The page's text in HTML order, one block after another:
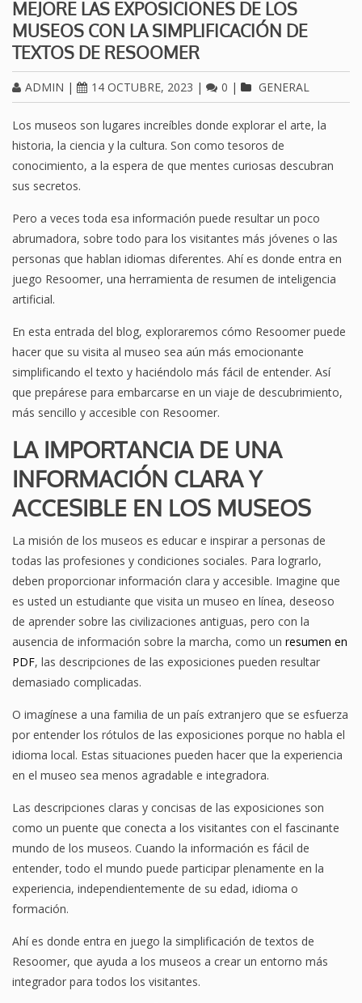
MEJORE LAS EXPOSICIONES DE LOS
MUSEOS CON LA SIMPLIFICACIÓN DE
TEXTOS DE RESOOMER
ADMIN | 14 OCTUBRE, 2023 | 0 | GENERAL
Los museos son lugares increíbles donde explorar el arte, la
historia, la ciencia y la cultura. Son como tesoros de
conocimiento, a la espera de que mentes curiosas descubran
sus secretos.
Pero a veces toda esa información puede resultar un poco
abrumadora, sobre todo para los visitantes más jóvenes o las
personas que hablan idiomas diferentes. Ahí es donde entra en
juego Resoomer, una herramienta de resumen de inteligencia
artificial.
En esta entrada del blog, exploraremos cómo Resoomer puede
hacer que su visita al museo sea aún más emocionante
simplificando el texto y haciéndolo más fácil de entender. Así
que prepárese para embarcarse en un viaje de descubrimiento,
más sencillo y accesible con Resoomer.
LA IMPORTANCIA DE UNA
INFORMACIÓN CLARA Y
ACCESIBLE EN LOS MUSEOS
La misión de los museos es educar e inspirar a personas de
todas las profesiones y condiciones sociales. Para lograrlo,
deben proporcionar información clara y accesible. Imagine que
es usted un estudiante que visita un museo en línea, deseoso
de aprender sobre las civilizaciones antiguas, pero con la
ausencia de información sobre la marcha, como un resumen en
PDF, las descripciones de las exposiciones pueden resultar
demasiado complicadas.
O imagínese a una familia de un país extranjero que se esfuerza
por entender los rótulos de las exposiciones porque no habla el
idioma local. Estas situaciones pueden hacer que la experiencia
en el museo sea menos agradable e integradora.
Las descripciones claras y concisas de las exposiciones son
como un puente que conecta a los visitantes con el fascinante
mundo de los museos. Cuando la información es fácil de
entender, todo el mundo puede participar plenamente en la
experiencia, independientemente de su edad, idioma o
formación.
Ahí es donde entra en juego la simplificación de textos de
Resoomer, que ayuda a los museos a crear un entorno más
integrador para todos los visitantes.